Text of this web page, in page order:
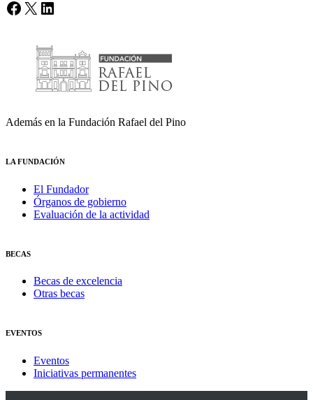
Facebook
X LinkedIn
Además en la Fundación Rafael del Pino
LA FUNDACIÓN
El Fundador
Órganos de gobierno
Evaluación de la actividad
BECAS
Becas de excelencia
Otras becas
EVENTOS
Eventos
Iniciativas permanentes